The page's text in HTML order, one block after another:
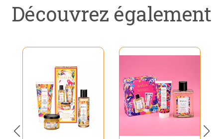
Découvrez également